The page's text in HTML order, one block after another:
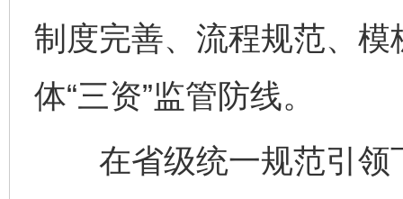
制度完善、流程规范、
体“三资”监管防线。
在省级统一规范引领